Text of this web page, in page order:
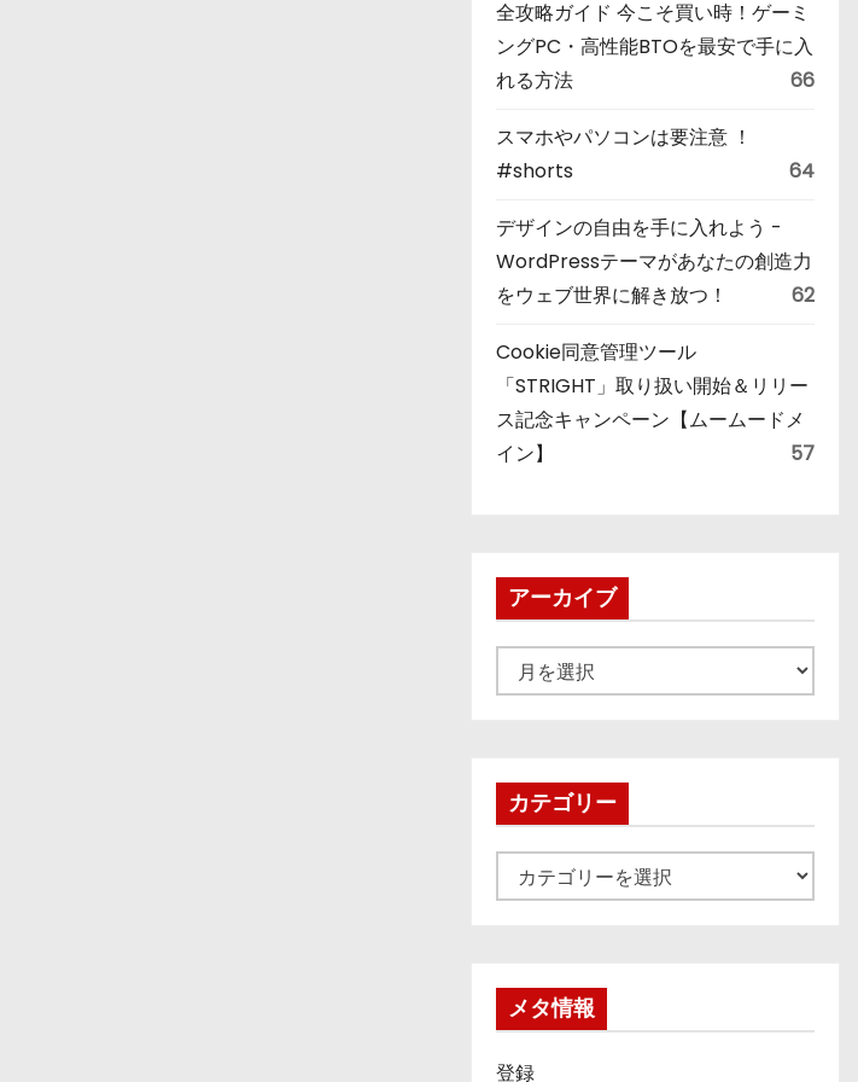
全攻略ガイド 今こそ買い時！ゲーミ
ングPC・高性能BTOを最安で手に入
れる方法
66
スマホやパソコンは要注意 ！
#shorts
64
デザインの自由を手に入れよう -
WordPressテーマがあなたの創造力
をウェブ世界に解き放つ！
62
Cookie同意管理ツール
「STRIGHT」取り扱い開始＆リリー
ス記念キャンペーン【ムームードメ
イン】
57
アーカイブ
ー
ブカテゴリー
テ
メタ情報
登録